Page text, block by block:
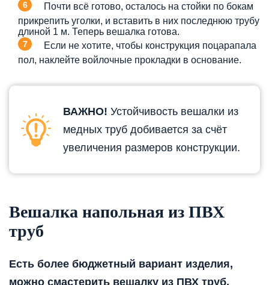
Почти всё готово, осталось на стойки по бокам
прикрепить уголки, и вставить в них последнюю трубу
длиной 1 м. Теперь вешалка готова.
Если не хотите, чтобы конструкция поцарапала
пол, наклейте войлочные прокладки в основание.
ВАЖНО! Устойчивость вешалки из
медных труб добивается за счёт
увеличения размеров конструкции.
Вешалка напольная из ПВХ
труб
Есть более бюджетный вариант изделия,
можно смастерить вешалку из ПВХ труб.